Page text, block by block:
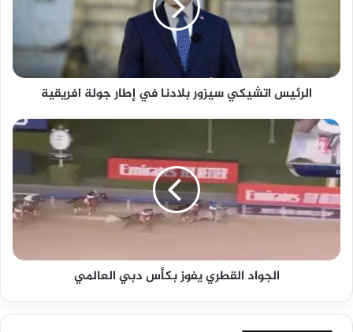
الرئيس اتشيكي سيزور بلادنا في إطار جولة افريقية
الجواد القطري يفوز بكأس دبي العالمي